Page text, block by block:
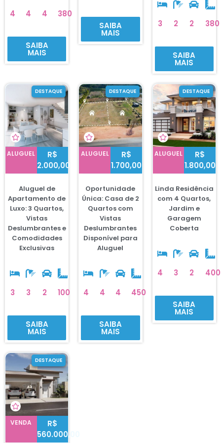
4 4 4 380
SAIBA
MAIS
SAIBA
MAIS
3 2 2 380
SAIBA
MAIS
DESTAQUE
ALUGUEL
R$
2.000,00
Aluguel de
Apartamento de
Luxo: 3 Quartos,
Vistas
Deslumbrantes e
Comodidades
Exclusivas
3 3 2 100
SAIBA
MAIS
DESTAQUE
ALUGUEL
R$
1.700,00
Oportunidade
Única: Casa de 2
Quartos com
Vistas
Deslumbrantes
Disponível para
Aluguel
4 4 4 450
SAIBA
MAIS
DESTAQUE
ALUGUEL
R$
1.800,00
Linda Residência
com 4 Quartos,
Jardim e
Garagem
Coberta
4 3 2 400
SAIBA
MAIS
DESTAQUE
VENDA
R$
560.000,00